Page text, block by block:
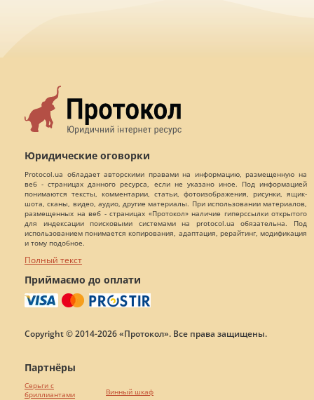
Юридические оговорки
Protocol.ua обладает авторскими правами на информацию, размещенную на
веб - страницах данного ресурса, если не указано иное. Под информацией
понимаются тексты, комментарии, статьи, фотоизображения, рисунки, ящик-
шота, сканы, видео, аудио, другие материалы. При использовании материалов,
размещенных на веб - страницах «Протокол» наличие гиперссылки открытого
для индексации поисковыми системами на protocol.ua обязательна. Под
использованием понимается копирования, адаптация, рерайтинг, модификация
и тому подобное.
Полный текст
Приймаємо до оплати
Copyright © 2014-2026 «Протокол». Все права защищены.
Партнёры
Серьги с
бриллиантами
Винный шкаф